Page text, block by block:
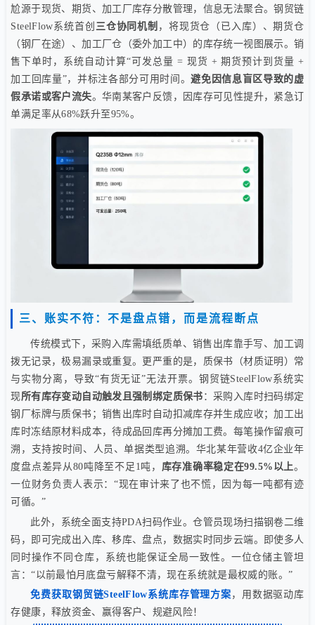
尬源于现货、期货、加工厂库存分散管理，信息无法聚合。钢贸链
SteelFlow系统首创 三仓协同机制 ，将现货仓（已入库）、期货仓
（钢厂在途）、加工厂仓（委外加工中）的库存统一视图展示。销
售下单时，系统自动计算“可发总量 = 现货 + 期货预计到货量 +
加工回库量”，并标注各部分可用时间。避免因信息盲区导致的虚
假承诺或客户流失。华南某客户反馈，因库存可见性提升，紧急订
单满足率从68%跃升至95%。
三、账实不符：不是盘点错，而是流程断点
传统模式下，采购入库需填纸质单、销售出库靠手写、加工调
拨无记录，极易漏录或重复。更严重的是，质保书（材质证明）常
与实物分离，导致“有货无证”无法开票。钢贸链SteelFlow系统实
现所有库存变动自动触发且强制绑定质保书 ：采购入库时扫码绑定
钢厂标牌与质保书；销售出库时自动扣减库存并生成应收；加工出
库时冻结原材料成本，待成品回库再分摊加工费。每笔操作留痕可
溯，支持按时间、人员、单据类型追溯。华北某年营收4亿企业年
度盘点差异从80吨降至不足1吨， 库存准确率稳定在99.5%以上。
一位财务负责人表示：“现在审计来了也不慌，因为每一吨都有迹
可循。”
此外，系统全面支持PDA扫码作业。仓管员现场扫描钢卷二维
码，即可完成出入库、移库、盘点，数据实时同步云端。即使多人
同时操作不同仓库，系统也能保证全局一致性。一位仓储主管坦
言：“以前最怕月底盘亏解释不清，现在系统就是最权威的账。”
免费获取钢贸链SteelFlow系统库存管理方案 ，用数据驱动库
存健康，释放资金、赢得客户、规避风险！